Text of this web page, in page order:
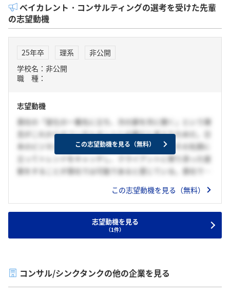
ベイカレント・コンサルティングの選考を受けた先輩
の志望動機
25年卒 理系
非公開
学校名：非公開
職 種：
志望動機
貴社の「変化の一番先に立ち、次の扉を共に開く」という理
念がこれからのコンサルタントに必要だと考えたためだ。日
本のビジネスの形が変化を求められている中で、その先頭に
立ってトレンドをキャッチし、クライアントに寄り添った提
案をすることが貴社では可能であると感じている。貴社での
とのできる知識やスキルを獲得し、課題解決を通じて日本の
この志望動機を見る（無料）
この志望動機を見る（無料）
志望動機を見る
（1件）
コンサル/シンクタンクの他の企業を見る